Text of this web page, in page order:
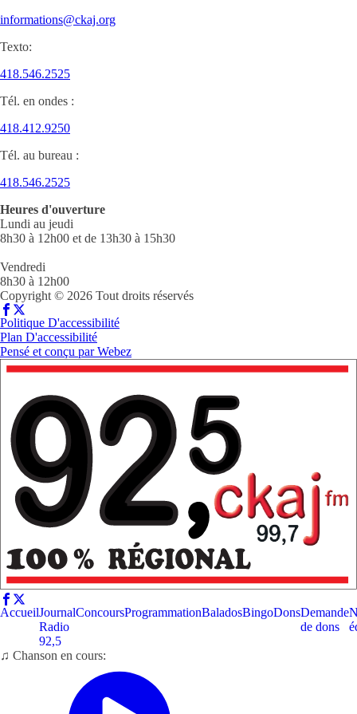
informations@ckaj.org
Texto:
418.546.2525
Tél. en ondes :
418.412.9250
Tél. au bureau :
418.546.2525
Heures d'ouverture
Lundi au jeudi
8h30 à 12h00 et de 13h30 à 15h30
Vendredi
8h30 à 12h00
Copyright © 2026 Tout droits réservés
Politique D'accessibilité
Plan D'accessibilité
Pensé et conçu parWebez
AccueilJournal
Radio
92,5
ConcoursProgrammationBaladosBingoDonsDemande
de dons
♫ Chanson en cours: